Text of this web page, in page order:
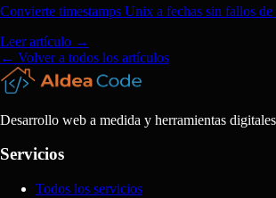
Convierte timestamps Unix a fechas sin fallos
Leer artículo →
← Volver a todos los artículos
Desarrollo web a medida y herramientas
Servicios
Todos los servicios